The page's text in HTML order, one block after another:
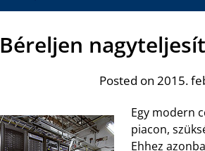
Béreljen
Posted on 2015.
Egy modern
piacon,
Ehhez